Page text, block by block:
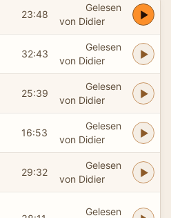
23:48
Gelesen
von Didier
32:43
Gelesen
von Didier
25:39
Gelesen
von Didier
16:53
Gelesen
von Didier
29:32
Gelesen
von Didier
Gelesen